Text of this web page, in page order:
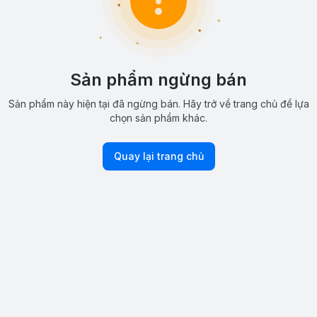
Sản phẩm ngừng bán
Sản phẩm này hiện tại đã ngừng bán. Hãy trở về trang chủ để lựa
chọn sản phẩm khác.
Quay lại trang chủ